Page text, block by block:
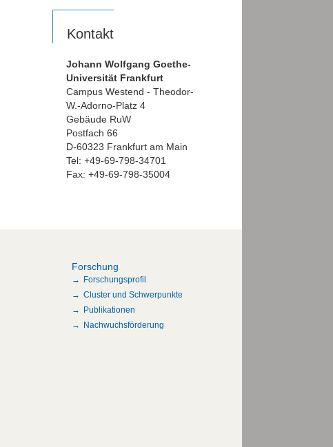
Kontakt
Johann Wolfgang Goethe-
Universität Frankfurt
Campus Westend - Theodor-
W.-Adorno-Platz 4
Gebäude RuW
Postfach 66
D-60323 Frankfurt am Main
Tel: +49-69-798-34701
Fax: +49-69-798-35004
Forschung
Forschungsprofil
Cluster und Schwerpunkte
Publikationen
Nachwuchsförderung